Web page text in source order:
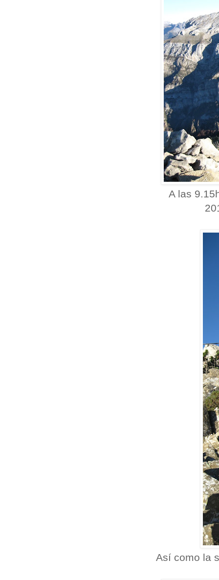
A las
Así como la